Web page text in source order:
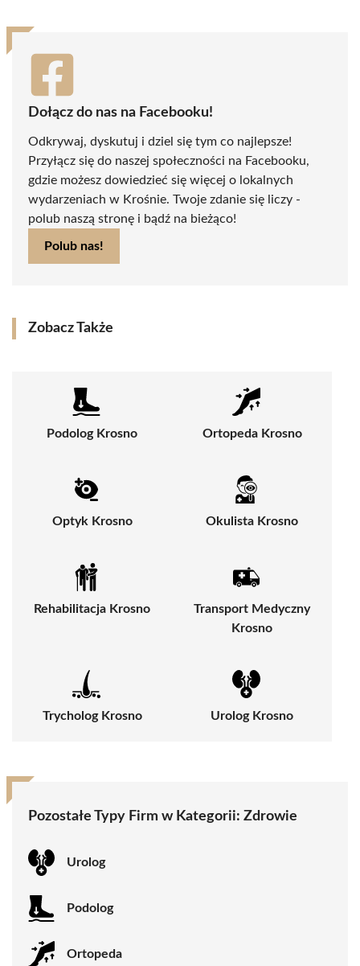
Dołącz do nas na Facebooku!
Odkrywaj, dyskutuj i dziel się tym co najlepsze!
Przyłącz się do naszej społeczności na Facebooku,
gdzie możesz dowiedzieć się więcej o lokalnych
wydarzeniach w Krośnie. Twoje zdanie się liczy -
polub naszą stronę i bądź na bieżąco!
Polub nas!
Zobacz Także
Podolog Krosno Ortopeda Krosno
Optyk Krosno Okulista Krosno
Rehabilitacja Krosno
Transport Medyczny
Krosno
Trycholog Krosno Urolog Krosno
Pozostałe Typy Firm w Kategorii: Zdrowie
Urolog
Podolog
Ortopeda